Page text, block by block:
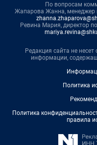
По вопросам
Жапарова Жанна, менеджер
Ревина Мария, директор
Редакция сайта не несет
информации,
Политика
Политика
правила